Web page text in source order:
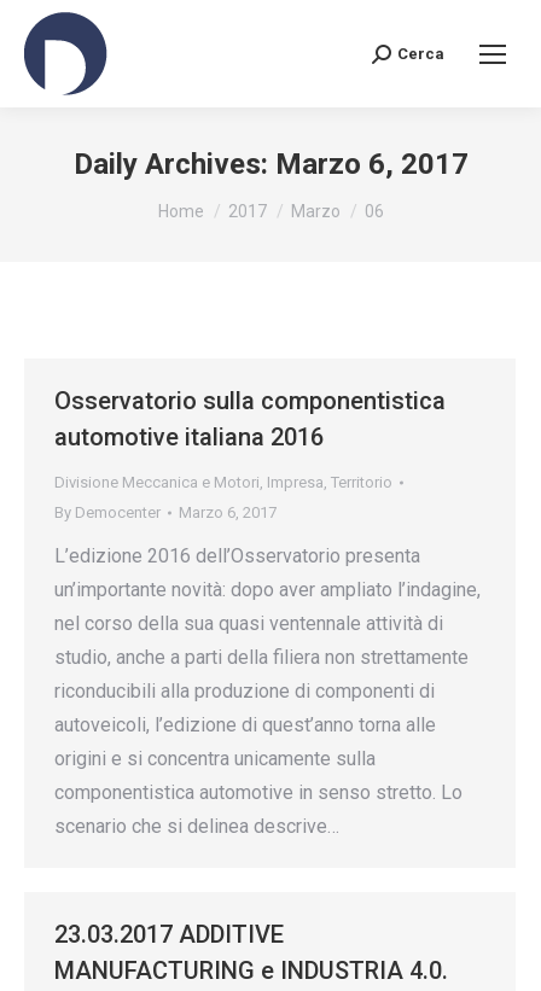
Search:
Cerca
Daily Archives: Marzo 6, 2017
You are here:
Home 2017 Marzo 06
Osservatorio sulla componentistica
automotive italiana 2016
Divisione Meccanica e Motori, Impresa, Territorio
By Democenter Marzo 6, 2017
L’edizione 2016 dell’Osservatorio presenta
un’importante novità: dopo aver ampliato l’indagine,
nel corso della sua quasi ventennale attività di
studio, anche a parti della filiera non strettamente
riconducibili alla produzione di componenti di
autoveicoli, l’edizione di quest’anno torna alle
origini e si concentra unicamente sulla
componentistica automotive in senso stretto. Lo
scenario che si delinea descrive…
23.03.2017 ADDITIVE
MANUFACTURING e INDUSTRIA 4.0.